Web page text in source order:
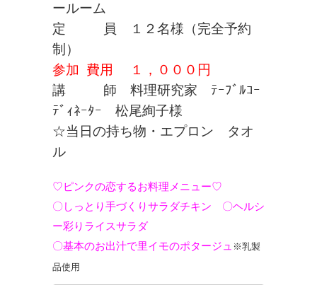
ールーム
定 員 １２名様（完全予約
制）
参加 費用 １，０００円
講 師 料理研究家 ﾃｰﾌﾞﾙｺｰ
ﾃﾞｨﾈｰﾀｰ 松尾絢子様
☆当日の持ち物・エプロン タオ
ル
♡ピンクの恋するお料理メニュー♡
〇しっとり手づくりサラダチキン 〇ヘルシ
ー彩りライスサラダ
〇基本のお出汁で里イモのポタージュ ※乳製
品使用